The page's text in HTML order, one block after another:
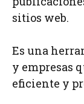
sitios web.
Es una
y empresas
eficiente y